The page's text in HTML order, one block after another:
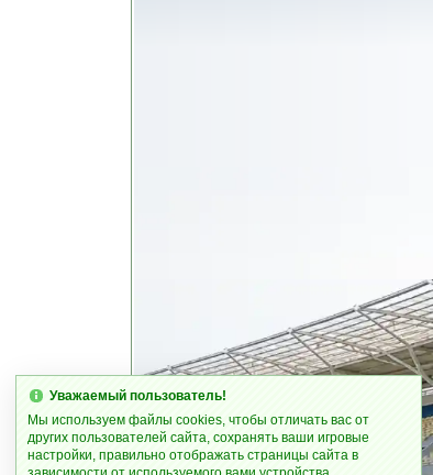
Уважаемый пользователь!
Мы используем файлы cookies, чтобы отличать вас от
других пользователей сайта, сохранять ваши игровые
настройки, правильно отображать страницы сайта в